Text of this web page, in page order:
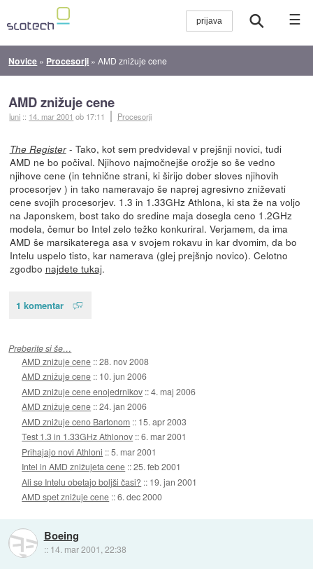
☰
Novice » Procesorji »AMD znižuje cene
AMD znižuje cene
luni :: 14. mar 2001 ob 17:11 Procesorji
The Register- Tako, kot sem predvideval v prejšnji novici, tudi
AMD ne bo počival. Njihovo najmočnejše orožje so še vedno
njihove cene (in tehnične strani, ki širijo dober sloves njihovih
procesorjev ) in tako nameravajo še naprej agresivno zniževati
cene svojih procesorjev. 1.3 in 1.33GHz Athlona, ki sta že na voljo
na Japonskem, bost tako do sredine maja dosegla ceno 1.2GHz
modela, čemur bo Intel zelo težko konkuriral. Verjamem, da ima
AMD še marsikaterega asa v svojem rokavu in kar dvomim, da bo
Intelu uspelo tisto, kar namerava (glej prejšnjo novico). Celotno
zgodbo najdete tukaj.
1 komentar
Preberite si še…
AMD znižuje cene ::28. nov 2008
AMD znižuje cene :: 10. jun 2006
AMD znižuje cene enojedrnikov ::4. maj 2006
AMD znižuje cene ::24. jan 2006
AMD znižuje ceno Bartonom :: 15. apr 2003
Test 1.3 in 1.33GHz Athlonov ::6. mar 2001
Prihajajo novi Athloni ::5. mar 2001
Intel in AMD znižujeta cene ::25. feb 2001
Ali se Intelu obetajo boljši časi? :: 19. jan 2001
AMD spet znižuje cene ::6. dec 2000
Boeing
:: 14. mar 2001, 22:38